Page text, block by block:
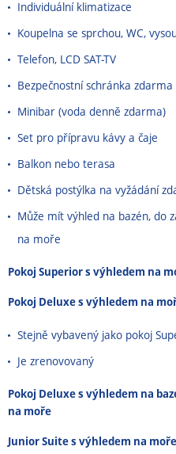
Individuální klimatizace
Koupelna se sprchou, WC,
Telefon, LCD SAT-TV
Bezpečnostní schránka zdarma
Minibar (voda denně zdarma)
Set pro přípravu kávy a čaje
Balkon nebo terasa
Dětská postýlka na vyžádání
Může mít výhled na bazén, do
na moře
Pokoj Superior s výhledem na
Pokoj Deluxe s výhledem na
Stejně vybavený jako pokoj
Je zrenovovaný
Pokoj Deluxe s výhledem na
na moře
Junior Suite s výhledem na moře